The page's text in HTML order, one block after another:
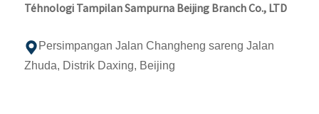
Téhnologi Tampilan Sampurna Beijing Branch Co., LTD
Persimpangan Jalan Changheng sareng Jalan
Zhuda, Distrik Daxing, Beijing